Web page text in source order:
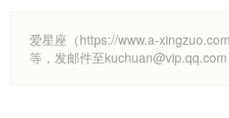
爱星座（https://www.a-
等，发邮件至